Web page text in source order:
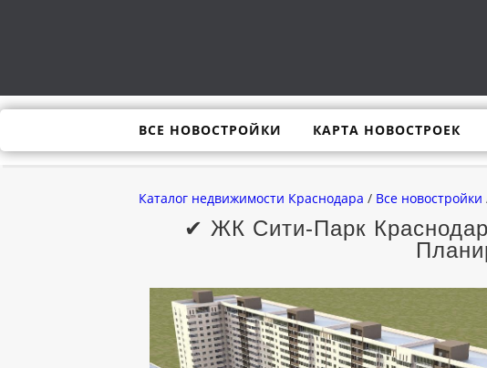
ВСЕ НОВОСТРОЙКИ КАРТА НОВОСТРОЕК
Каталог недвижимости Краснодара / Все новостройки
✔ ЖК Сити-Парк